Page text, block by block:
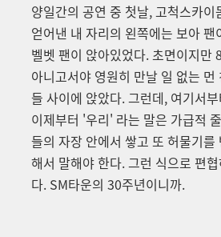
양일간의 공연 중 첫날,고척스카이
얻어낸 내 자리의 왼쪽에는 보아 팬
벨벳 팬이 앉아있었다. 초면이지만
아니고서야 영원히 만날 일 없는
들 사이에 앉았다.그런데, 여기서
이제부터 '우리' 라는 말은 가급적
들의 자장 안에서 쌓고 또 허물기를
해서 말해야 한다. 그런 식으로 편
다. SM타운의 30주년이니까.